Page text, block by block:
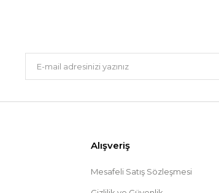
Gönder
Alışveriş
Mesafeli Satış Sözleşmesi